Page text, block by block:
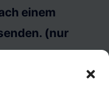
einem
(nur